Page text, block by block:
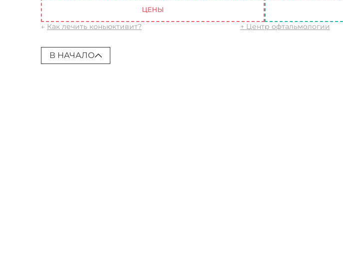
ЦЕНЫ
← Как лечить коньюктивит? ↑ Центр офтальмологии
В НАЧАЛО